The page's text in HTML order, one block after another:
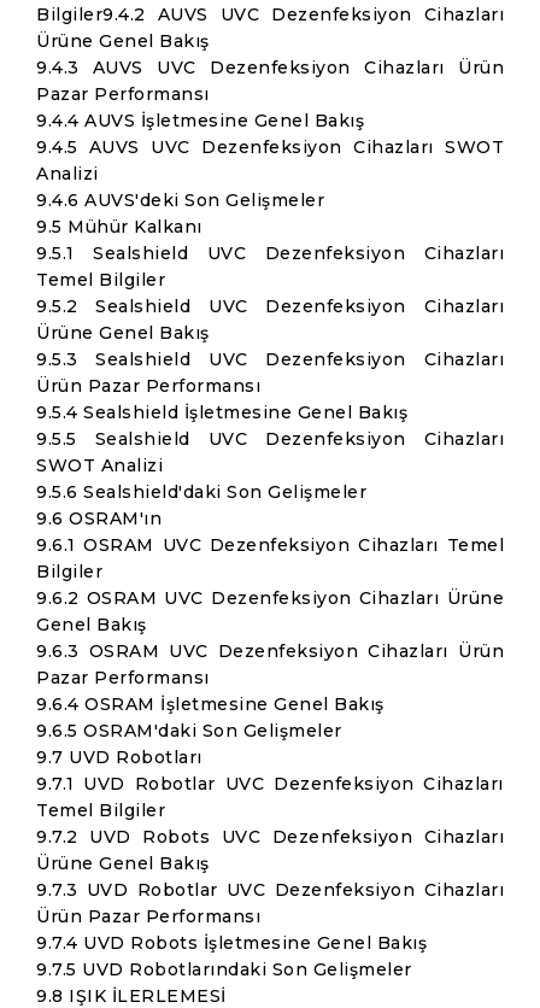
Bilgiler9.4.2 AUVS UVC Dezenfeksiyon Cihazları
Ürüne Genel Bakış
9.4.3 AUVS UVC Dezenfeksiyon Cihazları Ürün
Pazar Performansı
9.4.4 AUVS İşletmesine Genel Bakış
9.4.5 AUVS UVC Dezenfeksiyon Cihazları SWOT
Analizi
9.4.6 AUVS'deki Son Gelişmeler
9.5 Mühür Kalkanı
9.5.1 Sealshield UVC Dezenfeksiyon Cihazları
Temel Bilgiler
9.5.2 Sealshield UVC Dezenfeksiyon Cihazları
Ürüne Genel Bakış
9.5.3 Sealshield UVC Dezenfeksiyon Cihazları
Ürün Pazar Performansı
9.5.4 Sealshield İşletmesine Genel Bakış
9.5.5 Sealshield UVC Dezenfeksiyon Cihazları
SWOT Analizi
9.5.6 Sealshield'daki Son Gelişmeler
9.6 OSRAM'ın
9.6.1 OSRAM UVC Dezenfeksiyon Cihazları Temel
Bilgiler
9.6.2 OSRAM UVC Dezenfeksiyon Cihazları Ürüne
Genel Bakış
9.6.3 OSRAM UVC Dezenfeksiyon Cihazları Ürün
Pazar Performansı
9.6.4 OSRAM İşletmesine Genel Bakış
9.6.5 OSRAM'daki Son Gelişmeler
9.7 UVD Robotları
9.7.1 UVD Robotlar UVC Dezenfeksiyon Cihazları
Temel Bilgiler
9.7.2 UVD Robots UVC Dezenfeksiyon Cihazları
Ürüne Genel Bakış
9.7.3 UVD Robotlar UVC Dezenfeksiyon Cihazları
Ürün Pazar Performansı
9.7.4 UVD Robots İşletmesine Genel Bakış
9.7.5 UVD Robotlarındaki Son Gelişmeler
9.8 IŞIK İLERLEMESİ